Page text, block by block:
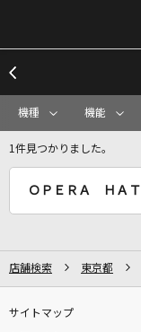
機種 機能
1件見つかりました。
ＯＰＥＲＡ ＨＡＴ
店舗検索 東京都
サイトマップ